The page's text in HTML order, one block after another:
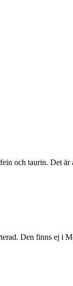
och taurin. Det är
Den finns ej i